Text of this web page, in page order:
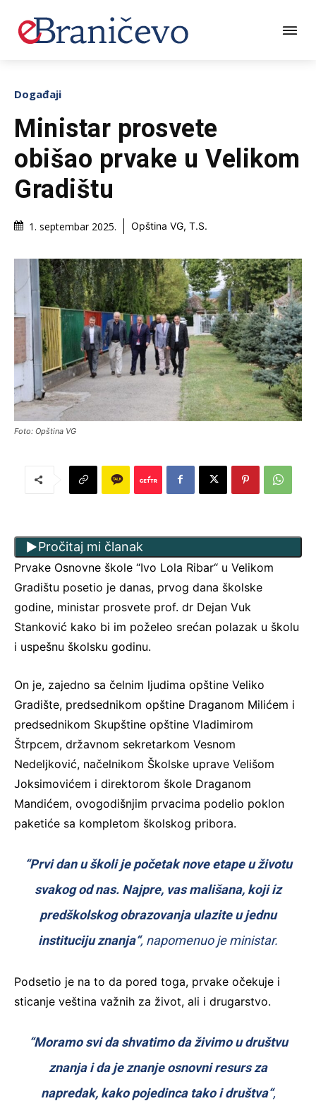
Događaji
Ministar prosvete
obišao prvake u Velikom
Gradištu
1. septembar 2025. Opština VG, T.S.
Foto: Opština VG
Pročitaj mi članak
Prvake Osnovne škole “Ivo Lola Ribar“ u Velikom
Gradištu posetio je danas, prvog dana školske
godine, ministar prosvete prof. dr Dejan Vuk
Stanković kako bi im poželeo srećan polazak u školu
i uspešnu školsku godinu.
On je, zajedno sa čelnim ljudima opštine Veliko
Gradište, predsednikom opštine Draganom Milićem i
predsednikom Skupštine opštine Vladimirom
Štrpcem, državnom sekretarkom Vesnom
Nedeljković, načelnikom Školske uprave Velišom
Joksimovićem i direktorom škole Draganom
Mandićem, ovogodišnjim prvacima podelio poklon
paketiće sa kompletom školskog pribora.
“Prvi dan u školi je početak nove etape u životu
svakog od nas. Najpre, vas mališana, koji iz
predškolskog obrazovanja ulazite u jednu
instituciju znanja“, napomenuo je ministar.
Podsetio je na to da pored toga, prvake očekuje i
sticanje veština važnih za život, ali i drugarstvo.
“Moramo svi da shvatimo da živimo u društvu
znanja i da je znanje osnovni resurs za
napredak, kako pojedinca tako i društva“,